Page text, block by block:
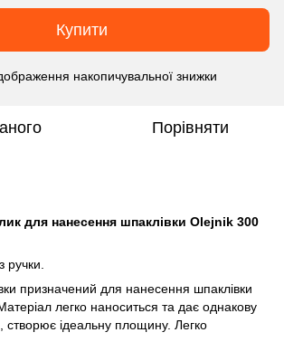
Купити
накопичувальної знижки
Порівняти
для нанесення шпаклівки Olejnik 300
ручки.
призначений для нанесення шпаклівки
легко наноситься та дає однакову
створює ідеальну площину. Легко